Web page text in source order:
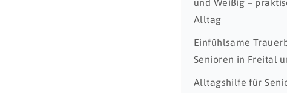
und Weißig –
Alltag
Einfühlsame
Senioren in Freital
Alltagshilfe für